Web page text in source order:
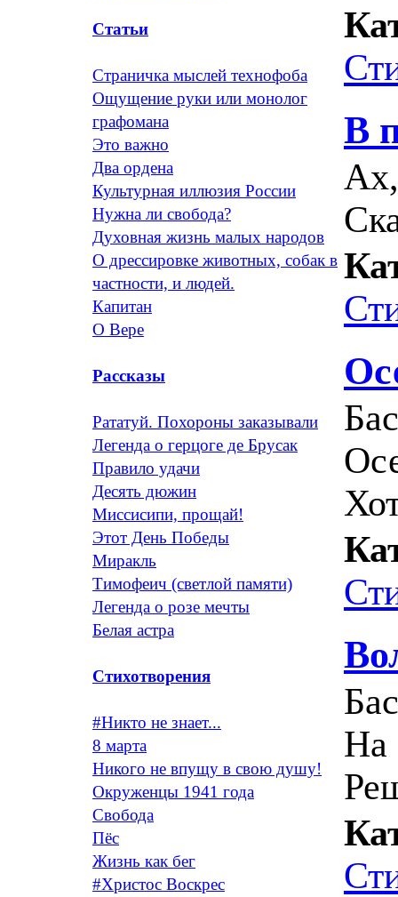
Статьи
Страничка мыслей технофоба
Ощущение руки или монолог
графомана
Это важно
Два ордена
Культурная иллюзия России
Нужна ли свобода?
Духовная жизнь малых народов
О дрессировке животных, собак в
частности, и людей.
Капитан
О Вере
Рассказы
Рататуй. Похороны заказывали
Легенда о герцоге де Брусак
Правило удачи
Десять дюжин
Миссисипи, прощай!
Этот День Победы
Миракль
Тимофеич (светлой памяти)
Легенда о розе мечты
Белая астра
Стихотворения
#Никто не знает...
8 марта
Никого не впущу в свою душу!
Окруженцы 1941 года
Свобода
Пёс
Жизнь как бег
#Христос Воскрес
В
На